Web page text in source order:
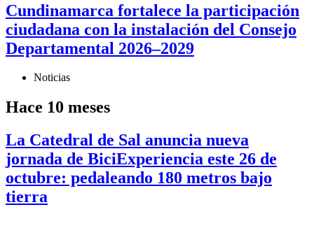
Cundinamarca fortalece la participación
ciudadana con la instalación del Consejo
Departamental 2026–2029
Noticias
Hace 10 meses
La Catedral de Sal anuncia nueva
jornada de BiciExperiencia este 26 de
octubre: pedaleando 180 metros bajo
tierra